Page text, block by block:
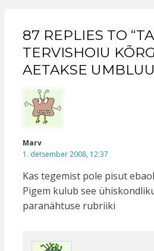
87 REPLIES TO
TERVISHOIU
AETAKSE
Marv
1. detsember 2008, 12:37
Kas tegemist pole pisut
Pigem kulub see
paranähtuse rubriiki